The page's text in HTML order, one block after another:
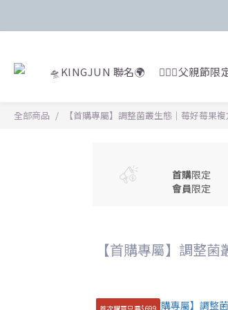
🛸KINGJUN 聯名🌍 🙍🏻‍♂️父親節限
全部商品 【首購專屬】調整菌叢生態｜莓好莓果
首購限定
會員限定
【首購專屬】調整